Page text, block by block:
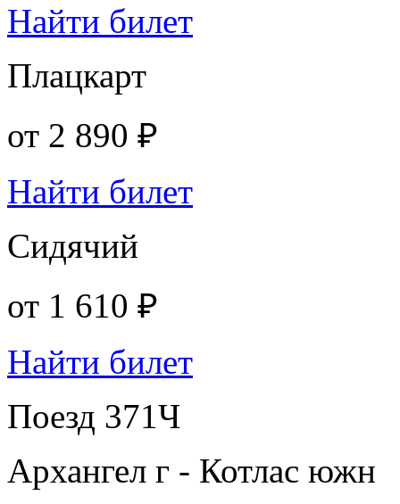
Найти билет
Плацкарт
от 2 890 ₽
Найти билет
Сидячий
от 1 610 ₽
Найти билет
Поезд 371Ч
Архангел г - Котлас южн